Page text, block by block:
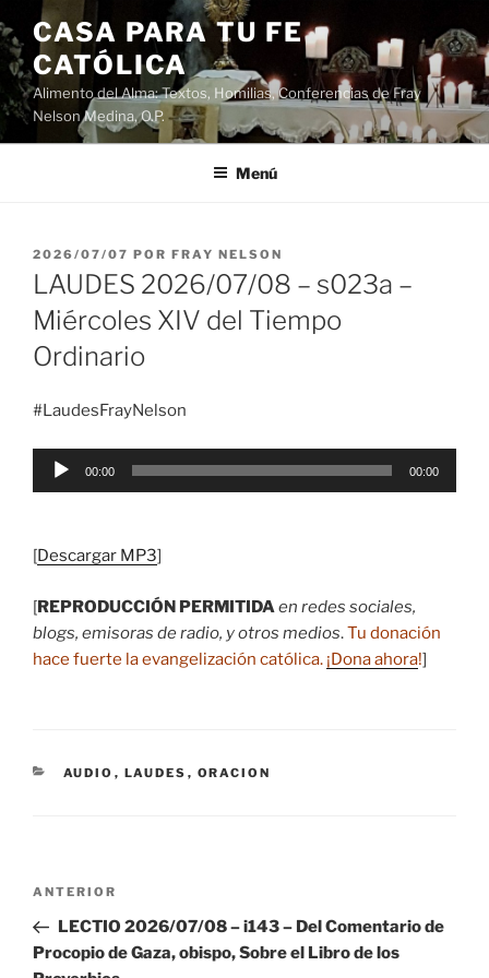
Saltar
al
contenido
CASA PARA TU FE
CATÓLICA
Alimento del Alma: Textos, Homilias, Conferencias de Fray
Nelson Medina, O.P.
Menú
PUBLICADO
EL
2026/07/07 POR FRAY NELSON
LAUDES 2026/07/08 – s023a –
Miércoles XIV del Tiempo
Ordinario
#LaudesFrayNelson
Reproductor
00:00 00:00
[Descargar MP3]
[REPRODUCCIÓN PERMITIDAen redes sociales,
blogs, emisoras de radio, y otros medios.Tu donación
hace fuerte la evangelización católica. ¡Dona ahora!]
CATEGORÍAS
AUDIO , LAUDES , ORACION
Navegación
entradas
Entrada
anterior:
ANTERIOR
LECTIO 2026/07/08 – i143 – Del Comentario de
Procopio de Gaza, obispo, Sobre el Libro de los